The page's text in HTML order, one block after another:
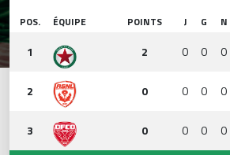
POS. ÉQUIPE POINTS J G N
1 2 0 0 0
2 0 0 0 0
3 0 0 0 0